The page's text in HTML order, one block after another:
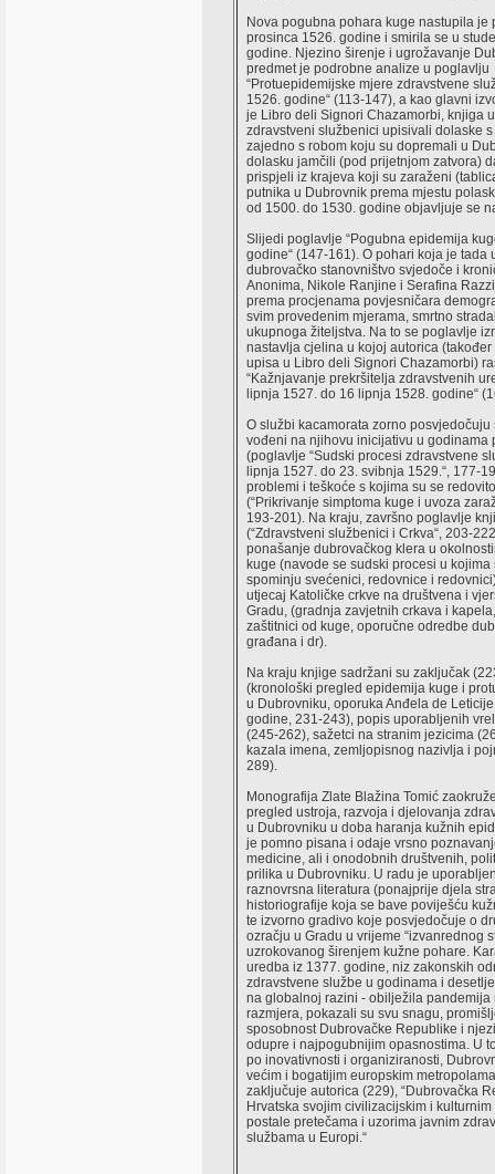
Nova pogubna pohara kuge nastupila je
prosinca 1526. godine i smirila se u
godine. Njezino širenje i ugrožavanje
predmet je podrobne analize u poglavlju
“Protuepidemijske mjere zdravstvene
1526. godine“ (113-147), a kao glavni
je Libro deli Signori Chazamorbi, knjiga
zdravstveni službenici upisivali dolaske
zajedno s robom koju su dopremali u
dolasku jamčili (pod prijetnjom zatvora)
prispjeli iz krajeva koji su zaraženi
putnika u Dubrovnik prema mjestu
od 1500. do 1530. godine objavljuje se
Slijedi poglavlje “Pogubna epidemija
godine“ (147-161). O pohari koja je tada
dubrovačko stanovništvo svjedoče i
Anonima, Nikole Ranjine i Serafina
prema procjenama povjesničara
svim provedenim mjerama, smrtno
ukupnoga žiteljstva. Na to se poglavlje
nastavlja cjelina u kojoj autorica
upisa u Libro deli Signori Chazamorbi)
“Kažnjavanje prekršitelja zdravstvenih
lipnja 1527. do 16 lipnja 1528. godine“
O službi kacamorata zorno posvjedočuju
vođeni na njihovu inicijativu u godinama
(poglavlje “Sudski procesi zdravstvene
lipnja 1527. do 23. svibnja 1529.“, 177-
problemi i teškoće s kojima su se
(“Prikrivanje simptoma kuge i uvoza
193-201). Na kraju, završno poglavlje
(“Zdravstveni službenici i Crkva“, 203-
ponašanje dubrovačkog klera u
kuge (navode se sudski procesi u kojima
spominju svećenici, redovnice i
utjecaj Katoličke crkve na društvena i
Gradu, (gradnja zavjetnih crkava i
zaštitnici od kuge, oporučne odredbe
građana i dr).
Na kraju knjige sadržani su zaključak
(kronološki pregled epidemija kuge i
u Dubrovniku, oporuka Anđela de
godine, 231-243), popis uporabljenih
(245-262), sažetci na stranim jezicima
kazala imena, zemljopisnog nazivlja i
289).
Monografija Zlate Blažina Tomić
pregled ustroja, razvoja i djelovanja
u Dubrovniku u doba haranja kužnih
je pomno pisana i odaje vrsno
medicine, ali i onodobnih društvenih,
prilika u Dubrovniku. U radu je
raznovrsna literatura (ponajprije djela
historiografije koja se bave poviješću
te izvorno gradivo koje posvjedočuje o
ozračju u Gradu u vrijeme “izvanrednog
uzrokovanog širenjem kužne pohare.
uredba iz 1377. godine, niz zakonskih
zdravstvene službe u godinama i
na globalnoj razini - obilježila pandemija
razmjera, pokazali su svu snagu,
sposobnost Dubrovačke Republike i
odupre i najpogubnijim opasnostima. U
po inovativnosti i organiziranosti,
većim i bogatijim europskim
zaključuje autorica (229), “Dubrovačka
Hrvatska svojim civilizacijskim i
postale pretečama i uzorima javnim
službama u Europi.“